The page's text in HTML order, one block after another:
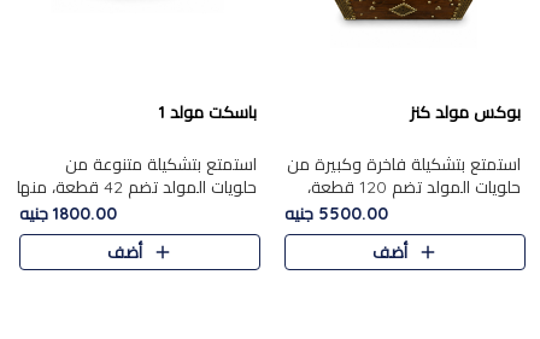
بوكس مولد كنز
استمتع بتشكيلة فاخرة وكبيرة من
حلويات المولد تضم 120 قطعة،
5500.00 جنيه
أضف
باسكت مولد 1
استمتع بتشكيلة متنوعة من
حلويات المولد تضم 42 قطعة، منها
علي بابا بالمكسرات و،.....1800.00 جنيه
أضف